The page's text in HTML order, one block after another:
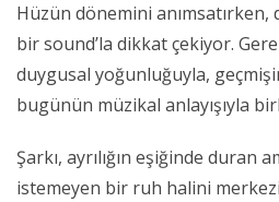
Hüzün dönemini
bir sound’la dikkat çekiyor.
duygusal yoğunluğuyla,
bugünün müzikal anlayışıyla
Şarkı, ayrılığın eşiğinde duran
istemeyen bir ruh halini